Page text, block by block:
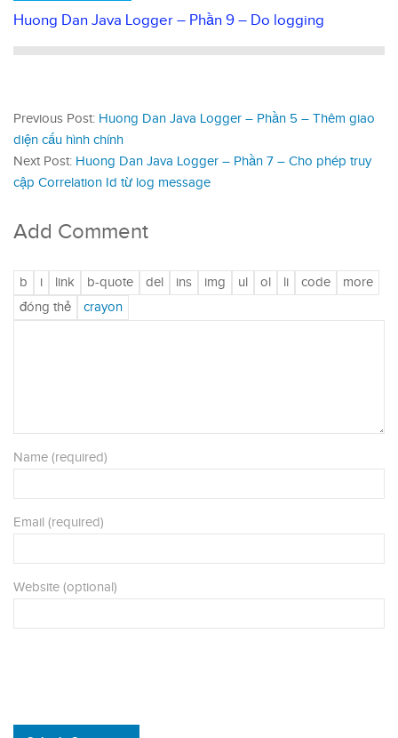
Huong Dan Java Logger – Phần 9 – Do logging
Previous Post: Huong Dan Java Logger – Phần 5 – Thêm giao
diện cấu hình chính
Next Post: Huong Dan Java Logger – Phần 7 – Cho phép truy
cập Correlation Id từ log message
Add Comment
Name (required)
Email (required)
Website (optional)